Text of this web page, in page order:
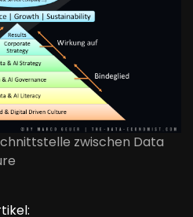
zwischen Data